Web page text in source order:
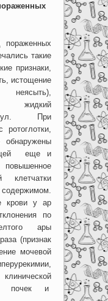
такие
признаки,
истощение
неясыть),
жидкий
При
еще и
клетчатки
крови у ар
по
ары
(признак
мочевой
почек и